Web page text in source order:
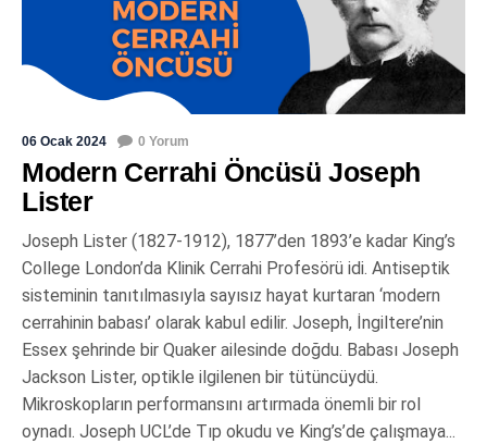
06 Ocak 2024 0 Yorum
Modern Cerrahi Öncüsü Joseph
Lister
Joseph Lister (1827-1912), 1877’den 1893’e kadar King’s
College London’da Klinik Cerrahi Profesörü idi. Antiseptik
sisteminin tanıtılmasıyla sayısız hayat kurtaran ‘modern
cerrahinin babası’ olarak kabul edilir. Joseph, İngiltere’nin
Essex şehrinde bir Quaker ailesinde doğdu. Babası Joseph
Jackson Lister, optikle ilgilenen bir tütüncüydü.
Mikroskopların performansını artırmada önemli bir rol
oynadı. Joseph UCL’de Tıp okudu ve King’s’de çalışmaya...